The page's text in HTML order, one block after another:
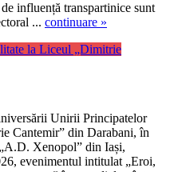
influență transpartinice sunt
... continuare »
la Liceul „Dimitrie
Unirii Principatelor
Cantemir” din Darabani, în
Xenopol” din Iași,
evenimentul intitulat „Eroi,